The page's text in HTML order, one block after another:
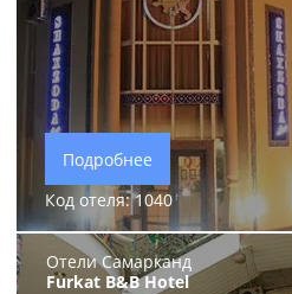
Подробнее
Код отеля: 1040
Отели Самарканд
Furkat B&B Hotel